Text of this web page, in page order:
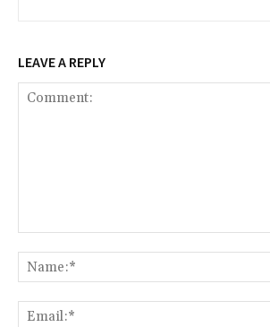
LEAVE A REPLY